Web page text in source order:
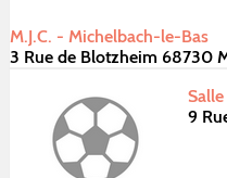
M.J.C. - Michelbach-le-Bas
3 Rue de Blotzheim 68730
9